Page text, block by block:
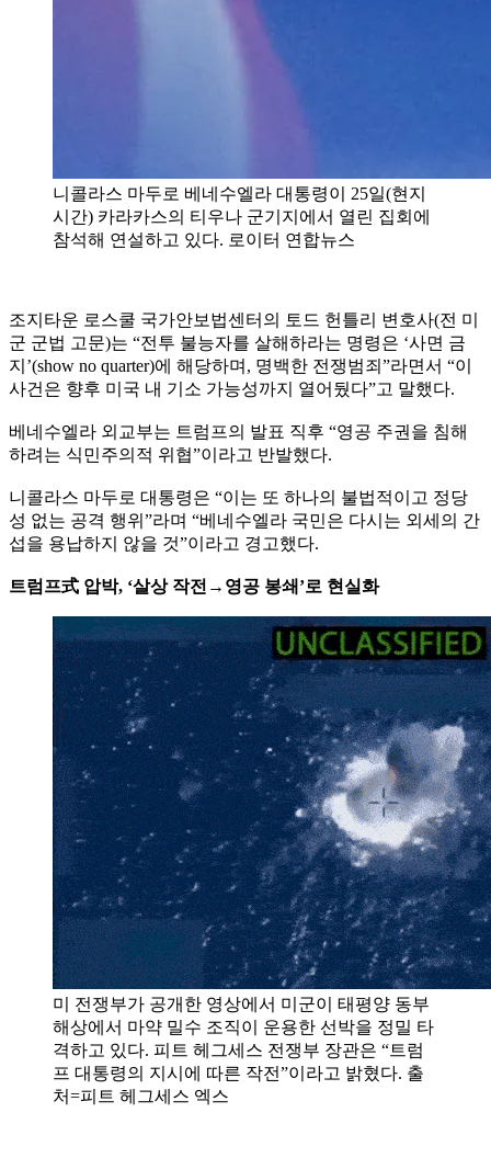
니콜라스 마두로 베네수엘라 대통령이 25일(현지
시간) 카라카스의 티우나 군기지에서 열린 집회에
참석해 연설하고 있다. 로이터 연합뉴스
조지타운 로스쿨 국가안보법센터의 토드 헌틀리 변호사(전 미
군 군법 고문)는 “전투 불능자를 살해하라는 명령은 ‘사면 금
지’(show no quarter)에 해당하며, 명백한 전쟁범죄”라면서 “이
사건은 향후 미국 내 기소 가능성까지 열어뒀다”고 말했다.
베네수엘라 외교부는 트럼프의 발표 직후 “영공 주권을 침해
하려는 식민주의적 위협”이라고 반발했다.
니콜라스 마두로 대통령은 “이는 또 하나의 불법적이고 정당
성 없는 공격 행위”라며 “베네수엘라 국민은 다시는 외세의 간
섭을 용납하지 않을 것”이라고 경고했다.
트럼프式 압박, ‘살상 작전→영공 봉쇄’로 현실화
미 전쟁부가 공개한 영상에서 미군이 태평양 동부
해상에서 마약 밀수 조직이 운용한 선박을 정밀 타
격하고 있다. 피트 헤그세스 전쟁부 장관은 “트럼
프 대통령의 지시에 따른 작전”이라고 밝혔다. 출
처=피트 헤그세스 엑스